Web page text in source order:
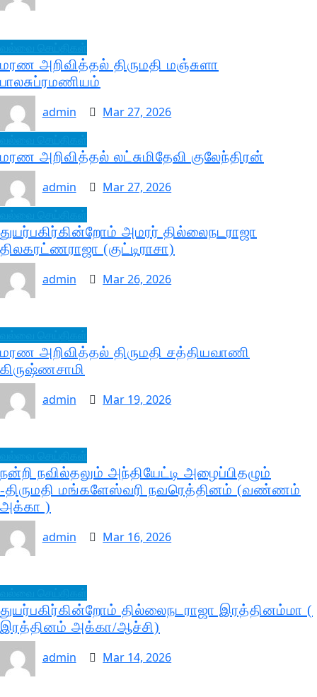
மரண அறிவித்தல் திருமதி மஞ்சுளா
பாலசுப்ரமணியம்
admin
Mar 27, 2026
மரண அறிவித்தல் லட்சுமிதேவி குலேந்திரன்
admin
Mar 27, 2026
துயர்பகிர்கின்றோம் அமரர் தில்லைநடராஜா
திலகரட்ணராஜா (குட்டிராசா)
admin
Mar 26, 2026
மரண அறிவித்தல் திருமதி சத்தியவாணி
கிருஷ்ணசாமி
admin
Mar 19, 2026
நன்றி நவில்தலும் அந்தியேட்டி அழைப்பிதழும்
-திருமதி மங்களேஸ்வரி நவரெத்தினம் (வண்ணம்
அக்கா )
admin
Mar 16, 2026
துயர்பகிர்கின்றோம் தில்லைநடராஜா இரத்தினம்மா (
இரத்தினம் அக்கா/ஆச்சி)
admin
Mar 14, 2026